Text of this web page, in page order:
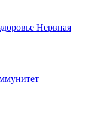
Нервная